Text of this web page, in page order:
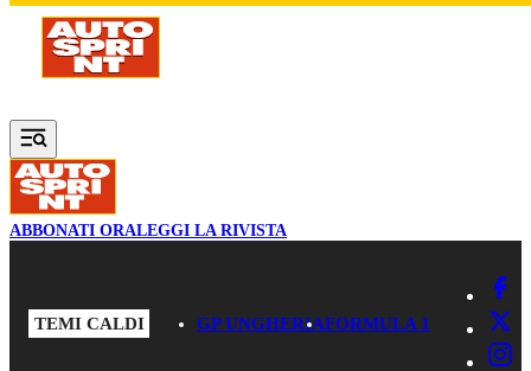
Vai al contenuto principale
ABBONATI ORALEGGI LA RIVISTA
TEMI CALDI GP UNGHERIAFORMULA 1